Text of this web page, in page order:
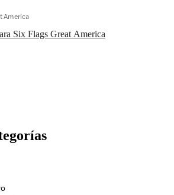
Six Flags Great America
America